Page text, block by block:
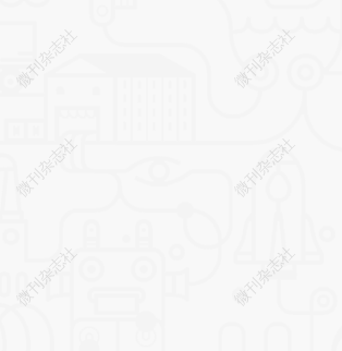
微刊杂志社
微刊杂志社
微刊杂志社
微刊杂志社
微刊杂志社
微刊杂志社